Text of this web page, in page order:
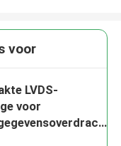
voor
LVDS-
voor